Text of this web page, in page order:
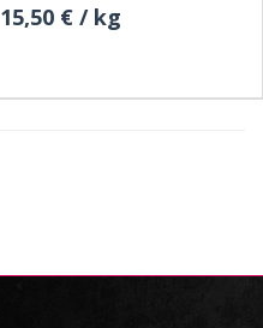
15,50 € / kg